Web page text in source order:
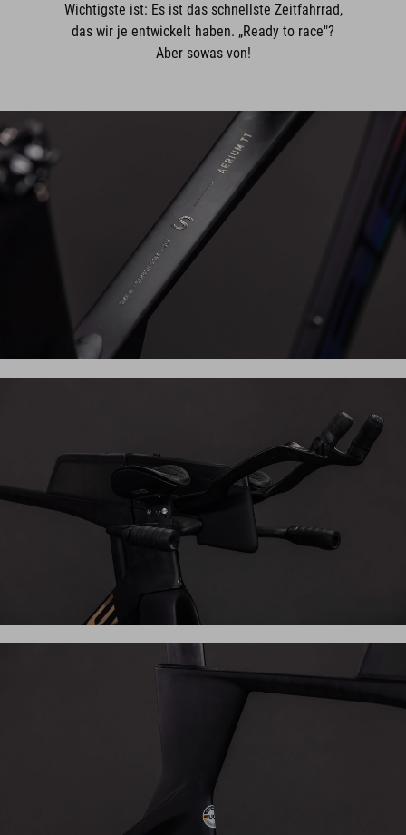
Wichtigste ist: Es ist das schnellste Zeitfahrrad,
das wir je entwickelt haben. „Ready to race"?
Aber sowas von!